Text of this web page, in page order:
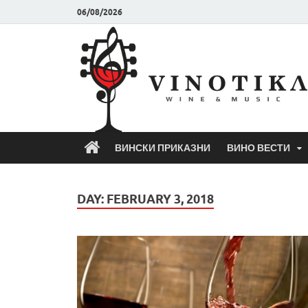
06/08/2026
ВИНСКИ ПРИКАЗНИ ВИНО ВЕСТИ
DAY: FEBRUARY 3, 2018